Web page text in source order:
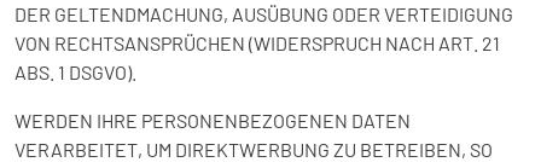
DER GELTENDMACHUNG, AUSÜBUNG ODER VERTEIDIGUNG
VON RECHTSANSPRÜCHEN (WIDERSPRUCH NACH ART. 21
ABS. 1 DSGVO).
WERDEN IHRE PERSONENBEZOGENEN DATEN
VERARBEITET, UM DIREKTWERBUNG ZU BETREIBEN, SO